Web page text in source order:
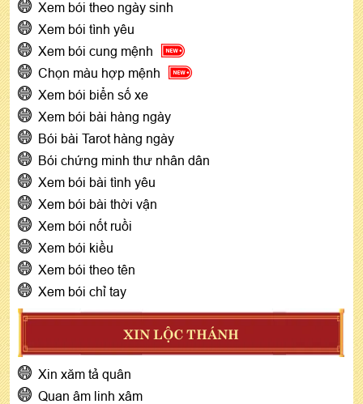
Xem bói theo ngày sinh
Xem bói tình yêu
Xem bói cung mệnh
Chọn màu hợp mệnh
Xem bói biển số xe
Xem bói bài hàng ngày
Bói bài Tarot hàng ngày
Bói chứng minh thư nhân dân
Xem bói bài tình yêu
Xem bói bài thời vận
Xem bói nốt ruồi
Xem bói kiều
Xem bói theo tên
Xem bói chỉ tay
XIN LỘC THÁNH
Xin xăm tả quân
Quan âm linh xâm